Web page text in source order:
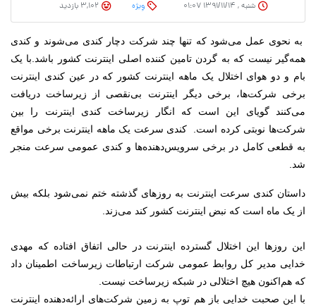
شنبه , ۱۳۹۱/۱۱/۱۴ ۰۱:۰۷ وِیژه
به نحوی عمل می‌شود که تنها چند شرکت دچار کندی می‌شوند و کندی
همه‌گیر نیست که به گردن تامین کننده اصلی اینترنت کشور باشد. با یک
بام و دو هوای اختلال یک ماهه اینترنت کشور که در عین کندی اینترنت
برخی شرکت‌ها، برخی دیگر اینترنت بی‌نقصی از زیرساخت دریافت
می‌کنند گویای این است که انگار زیرساخت کندی اینترنت را بین
شرکت‌ها نوبتی کرده است.
کندی سرعت یک ماهه اینترنت برخی مواقع
به قطعی کامل در برخی سرویس‌دهنده‌ها و کندی عمومی سرعت منجر
شد.
داستان کندی سرعت اینترنت به روزهای گذشته ختم نمی‌شود بلکه بیش
از یک ماه است که نبض اینترنت کشور کند می‌زند.
این روزها این اختلال گسترده اینترنت در حالی اتفاق افتاده که مهدی
خدایی مدیر کل روابط عمومی شرکت‌ ارتباطات زیرساخت اطمینان داد
که هم‌اکنون هیچ اختلالی در شبکه زیرساخت نیست.
با این صحبت خدایی باز هم توپ به زمین شرکت‌های ارائه‌دهنده اینترنت